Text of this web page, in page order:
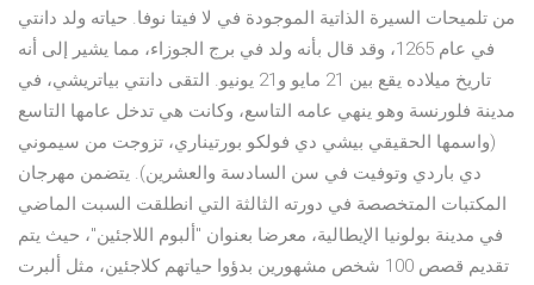
من تلميحات السيرة الذاتية الموجودة في لا فيتا نوفا. حياته ولد دانتي
في عام 1265، وقد قال بأنه ولد في برج الجوزاء، مما يشير إلى أنه
تاريخ ميلاده يقع بين 21 مايو و21 يونيو. التقى دانتي بياتريشي، في
مدينة فلورنسة وهو ينهي عامه التاسع، وكانت هي تدخل عامها التاسع
(واسمها الحقيقي بيشي دي فولكو بورتيناري، تزوجت من سيموني
دي باردي وتوفيت في سن السادسة والعشرين). يتضمن مهرجان
المكتبات المتخصصة في دورته الثالثة التي انطلقت السبت الماضي
في مدينة بولونيا الإيطالية، معرضا بعنوان "ألبوم اللاجئين"، حيث يتم
تقديم قصص 100 شخص مشهورين بدؤوا حياتهم كلاجئين، مثل ألبرت